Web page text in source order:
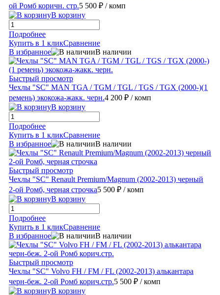
ой Ромб коричн. стр.5 500 ₽ / комп
В корзину
Подробнее
Купить в 1 кликСравнение
В избранное
В наличии
Быстрый просмотр
Чехлы "SC" MAN TGA / TGM / TGL / TGS / TGX (2000-)(1
ремень) экокожа-жакк. черн.4 200 ₽ / комп
В корзину
Подробнее
Купить в 1 кликСравнение
В избранное
В наличии
Быстрый просмотр
Чехлы "SC" Renault Premium/Magnum (2002-2013) черный
2-ой Ромб, черная строчка5 500 ₽ / комп
В корзину
Подробнее
Купить в 1 кликСравнение
В избранное
В наличии
Быстрый просмотр
Чехлы "SC" Volvo FH / FM / FL (2002-2013) алькантара
черн-беж. 2-ой Ромб корич.стр.5 500 ₽ / комп
В корзину